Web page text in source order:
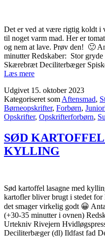
Det er ved at være rigtig koldt i
til noget varm mad. Her er
og nem at lave. Prøv den! 🙂
minutter Redskaber: Stor
Skærebræt Deciliterbæger
Læs mereTOMATSUPPE
Udgivet 15. oktober 2023
Kategoriseret som Aftensmad,
Børneopskrifter, Forbørn,
Opskrifter, Opskrifterforbørn,
SØD
KYLLING
Sød kartoffel lasagne med
kartofler bliver brugt i stedet for
det smager virkelig godt 😀
(+30-35 minutter i ovnen)
Urtekniv Rivejern
Deciliterbæger (dl) Ildfast fad